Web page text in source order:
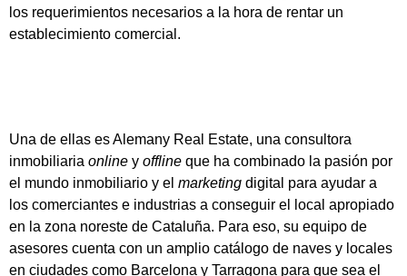
los requerimientos necesarios a la hora de rentar un
establecimiento comercial.
Una de ellas es Alemany Real Estate, una consultora
inmobiliaria online y offline que ha combinado la pasión por
el mundo inmobiliario y el marketing digital para ayudar a
los comerciantes e industrias a conseguir el local apropiado
en la zona noreste de Cataluña. Para eso, su equipo de
asesores cuenta con un amplio catálogo de naves y locales
en ciudades como Barcelona y Tarragona para que sea el